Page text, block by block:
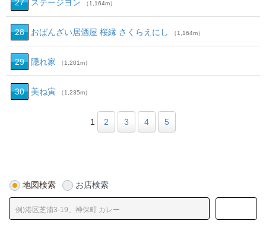
27 ステージヨン （1,164m）
28 おばんざい居酒屋 桜縁 さくらえにし （1,164m）
29 隠れ家 （1,201m）
30 美ね寅 （1,235m）
1 2 3 4 5
地図検索 お店検索